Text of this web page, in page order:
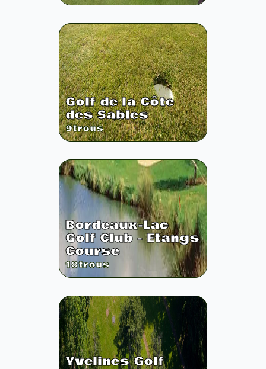
Golf de la Côte
des Sables
9trous
Bordeaux-Lac
Golf Club - Etangs
Course
18trous
Yvelines Golf